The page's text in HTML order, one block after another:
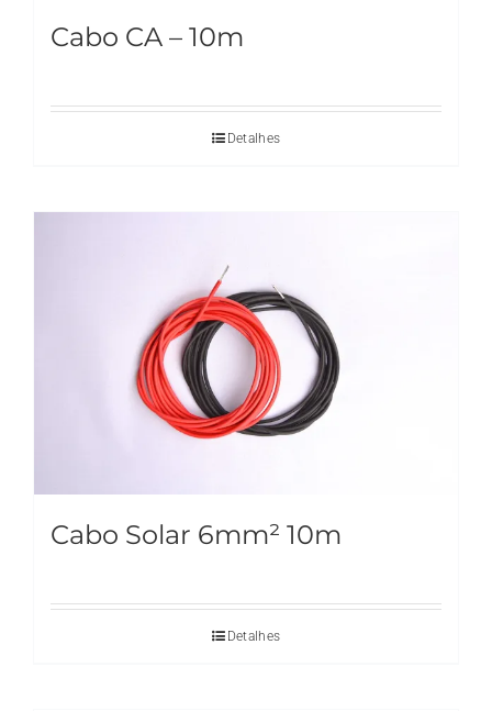
Cabo CA – 10m
Detalhes
Cabo Solar 6mm² 10m
Detalhes